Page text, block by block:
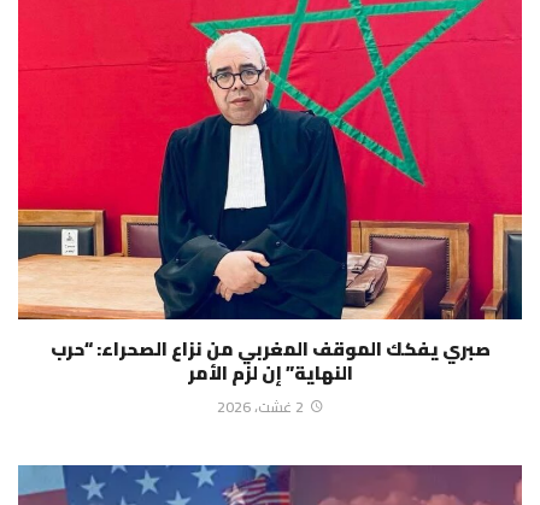
صبري يفكك الموقف المغربي من نزاع الصحراء: “حرب
النهاية” إن لزم الأمر
2 غشت، 2026